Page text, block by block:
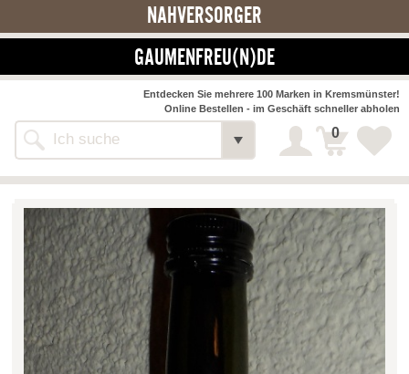
NAHVERSORGER
GAUMENFREU(N)DE
Alle Webseiten
Entdecken Sie mehrere 100 Marken in Kremsmünster!
Online Bestellen - im Geschäft schneller abholen
0
NAHVERSORGER
>> Bauernmarkt << Detail
Bäckerei-Konditorei-Café
Biohof Öllinger Detail
Fleischerei Hüthmayr Detail
Hofladen Hoffelner Detail
Kuglbauer - Familie Bischof Detail
La Toscana Anita Wolf e.U. Detail